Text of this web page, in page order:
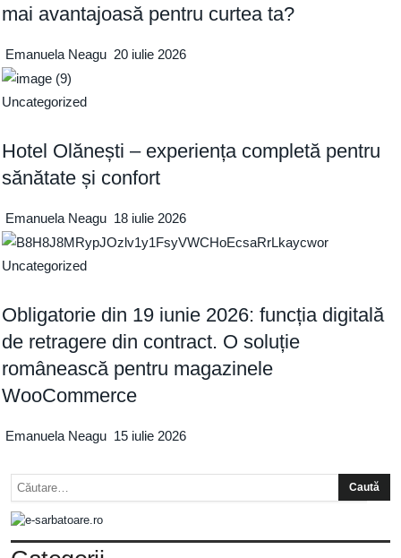
mai avantajoasă pentru curtea ta?
Emanuela Neagu 20 iulie 2026
Uncategorized
Hotel Olănești – experiența completă pentru
sănătate și confort
Emanuela Neagu 18 iulie 2026
Uncategorized
Obligatorie din 19 iunie 2026: funcția digitală
de retragere din contract. O soluție
românească pentru magazinele
WooCommerce
Emanuela Neagu 15 iulie 2026